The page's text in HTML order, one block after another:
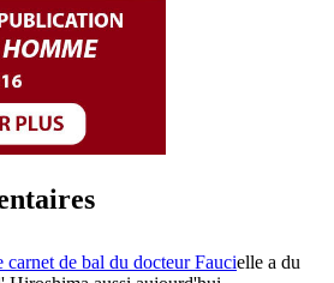
carnet de bal du docteur Faucielle a du